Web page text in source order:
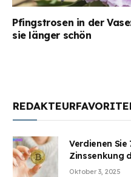
Pfingstrosen in der
sie länger schön
Verdienen Sie
Zinssenkung
Oktober 3, 2025